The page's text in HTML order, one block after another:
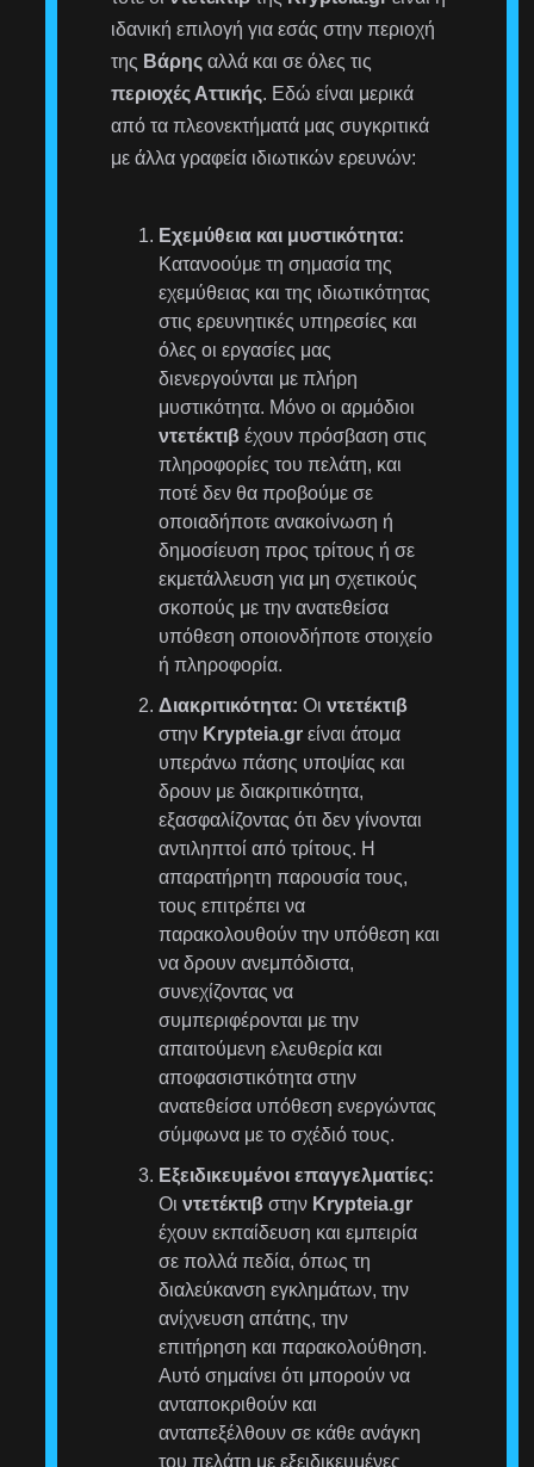
ιδανική επιλογή για εσάς στην περιοχή
της Βάρης αλλά και σε όλες τις
περιοχές Αττικής. Εδώ είναι μερικά
από τα πλεονεκτήματά μας συγκριτικά
με άλλα γραφεία ιδιωτικών ερευνών:
Εχεμύθεια και μυστικότητα:
Κατανοούμε τη σημασία της
εχεμύθειας και της ιδιωτικότητας
στις ερευνητικές υπηρεσίες και
όλες οι εργασίες μας
διενεργούνται με πλήρη
μυστικότητα. Μόνο οι αρμόδιοι
ντετέκτιβ έχουν πρόσβαση στις
πληροφορίες του πελάτη, και
ποτέ δεν θα προβούμε σε
οποιαδήποτε ανακοίνωση ή
δημοσίευση προς τρίτους ή σε
εκμετάλλευση για μη σχετικούς
σκοπούς με την ανατεθείσα
υπόθεση οποιονδήποτε στοιχείο
ή πληροφορία.
Διακριτικότητα: Οιντετέκτιβ
στην Krypteia.gr είναι άτομα
υπεράνω πάσης υποψίας και
δρουν με διακριτικότητα,
εξασφαλίζοντας ότι δεν γίνονται
αντιληπτοί από τρίτους. Η
απαρατήρητη παρουσία τους,
τους επιτρέπει να
παρακολουθούν την υπόθεση και
να δρουν ανεμπόδιστα,
συνεχίζοντας να
συμπεριφέρονται με την
απαιτούμενη ελευθερία και
αποφασιστικότητα στην
ανατεθείσα υπόθεση ενεργώντας
σύμφωνα με το σχέδιό τους.
Εξειδικευμένοι επαγγελματίες:
Οιντετέκτιβ στην Krypteia.gr
έχουν εκπαίδευση και εμπειρία
σε πολλά πεδία, όπως τη
διαλεύκανση εγκλημάτων, την
ανίχνευση απάτης, την
επιτήρηση και παρακολούθηση.
Αυτό σημαίνει ότι μπορούν να
ανταποκριθούν και
ανταπεξέλθουν σε κάθε ανάγκη
του πελάτη με εξειδικευμένες